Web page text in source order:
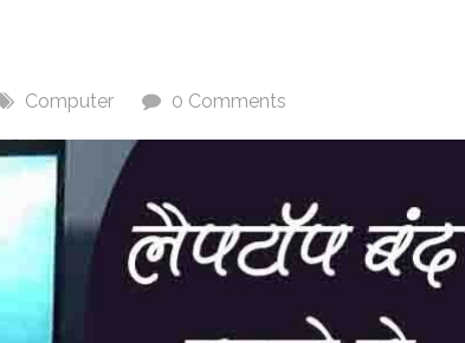
Computer 0 Comments